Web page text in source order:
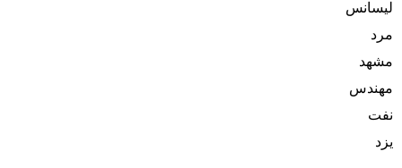
لیسانس
مرد
مشهد
مهندس
نفت
یزد